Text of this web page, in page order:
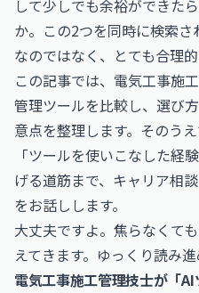
して少しでも余裕ができた
か。この2つを同時に検索
なのではなく、とても合理的
この記事では、電気工事施
管理ツールを比較し、選び
意点を整理します。そのう
「ツールを使いこなした経
げる道筋まで、キャリア相
をお話しします。
大丈夫ですよ。焦らなくて
えてきます。ゆっくり読み進
電気工事施工管理技士が「